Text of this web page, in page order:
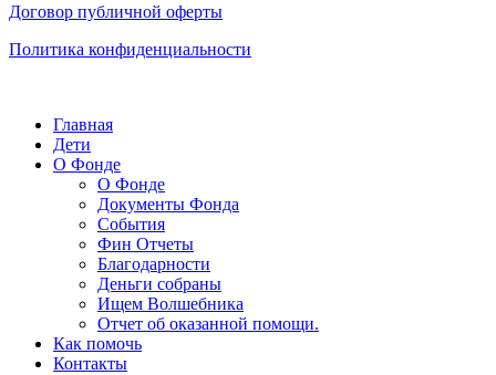
Договор публичной оферты
Политика конфиденциальности
Главная
Дети
О Фонде
О Фонде
Документы Фонда
События
Фин Отчеты
Благодарности
Деньги собраны
Ищем Волшебника
Отчет об оказанной помощи.
Как помочь
Контакты